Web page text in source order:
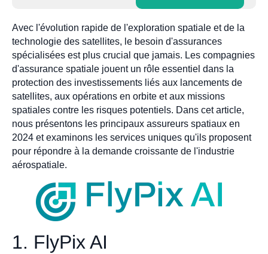
Avec l'évolution rapide de l'exploration spatiale et de la
technologie des satellites, le besoin d'assurances
spécialisées est plus crucial que jamais. Les compagnies
d'assurance spatiale jouent un rôle essentiel dans la
protection des investissements liés aux lancements de
satellites, aux opérations en orbite et aux missions
spatiales contre les risques potentiels. Dans cet article,
nous présentons les principaux assureurs spatiaux en
2024 et examinons les services uniques qu'ils proposent
pour répondre à la demande croissante de l'industrie
aérospatiale.
1. FlyPix AI